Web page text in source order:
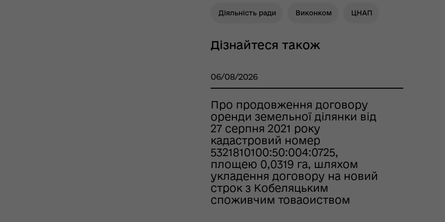
Діяльність ради Виконком ЦНАП
Дізнайтеся також
06/08/2026
Про продовження договору
оренди земельної ділянки від
27 серпня 2021 року
кадастровий номер
5321810100:50:004:0725,
площею 0,0319 га, шляхом
укладення договору на новий
строк з Кобеляцьким
споживчим товаоиством